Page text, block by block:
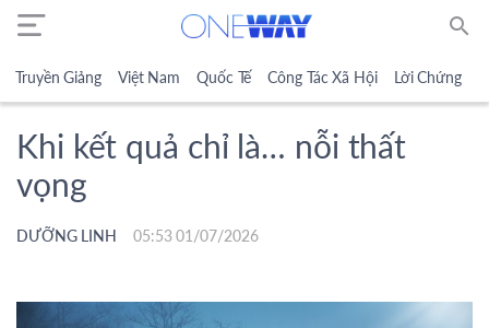
search
Truyền Giảng Việt Nam Quốc Tế Công Tác Xã Hội Lời Chứng
Khi kết quả chỉ là… nỗi thất
vọng
DƯỠNG LINH 05:53 01/07/2026